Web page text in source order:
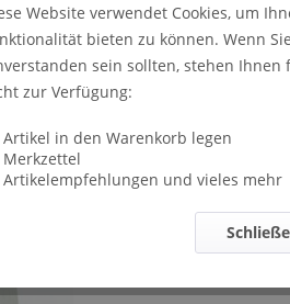
Website verwendet Cookies, um
bieten zu können. Wenn
sein sollten, stehen Ihnen
zur Verfügung:
Artikel in den Warenkorb legen
Merkzettel
Artikelempfehlungen und vieles mehr